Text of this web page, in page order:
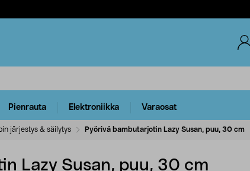
Pienrauta Elektroniikka Varaosat
järjestys & säilytys Pyörivä bambutarjotin Lazy Susan, puu, 30 cm
Lazy Susan, puu, 30 cm